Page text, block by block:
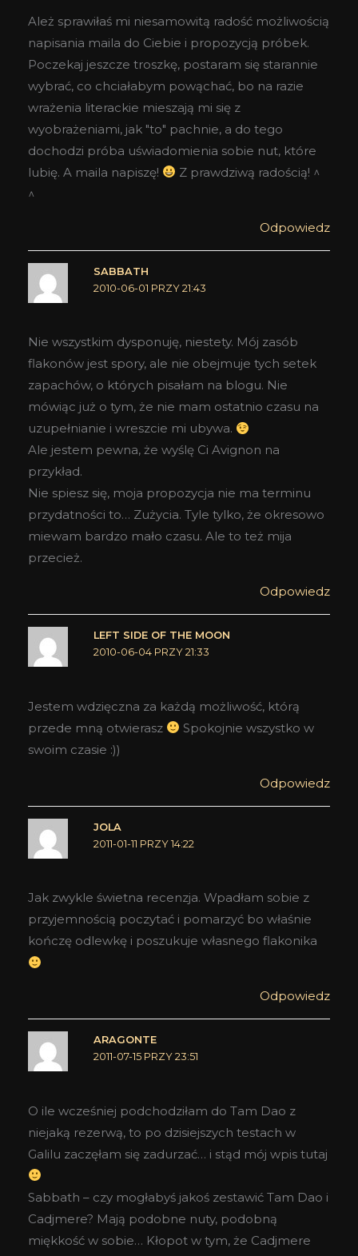
Ależ sprawiłaś mi niesamowitą radość możliwością
napisania maila do Ciebie i propozycją próbek.
Poczekaj jeszcze troszkę, postaram się starannie
wybrać, co chciałabym powąchać, bo na razie
wrażenia literackie mieszają mi się z
wyobrażeniami, jak "to" pachnie, a do tego
dochodzi próba uświadomienia sobie nut, które
lubię. A maila napiszę!
Z prawdziwą radością! ^
^
Odpowiedz
SABBATH
2010-06-01 PRZY 21:43
Nie wszystkim dysponuję, niestety. Mój zasób
flakonów jest spory, ale nie obejmuje tych setek
zapachów, o których pisałam na blogu. Nie
mówiąc już o tym, że nie mam ostatnio czasu na
uzupełnianie i wreszcie mi ubywa.
Ale jestem pewna, że wyślę Ci Avignon na
przykład.
Nie spiesz się, moja propozycja nie ma terminu
przydatności to… Zużycia. Tyle tylko, że okresowo
miewam bardzo mało czasu. Ale to też mija
przecież.
Odpowiedz
LEFT SIDE OF THE MOON
2010-06-04 PRZY 21:33
Jestem wdzięczna za każdą możliwość, którą
przede mną otwierasz
Spokojnie wszystko w
swoim czasie :))
Odpowiedz
JOLA
2011-01-11 PRZY 14:22
Jak zwykle świetna recenzja. Wpadłam sobie z
przyjemnością poczytać i pomarzyć bo właśnie
kończę odlewkę i poszukuje własnego flakonika
Odpowiedz
ARAGONTE
2011-07-15 PRZY 23:51
O ile wcześniej podchodziłam do Tam Dao z
niejaką rezerwą, to po dzisiejszych testach w
Galilu zaczęłam się zadurzać… i stąd mój wpis tutaj
Sabbath – czy mogłabyś jakoś zestawić Tam Dao i
Cadjmere? Mają podobne nuty, podobną
miękkość w sobie… Kłopot w tym, że Cadjmere